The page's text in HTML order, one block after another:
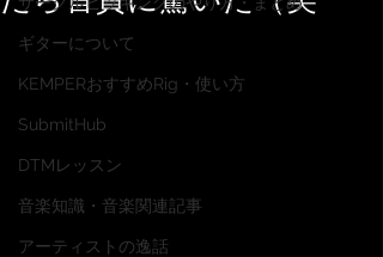
ギターについて
KEMPERおすすめRig・使い方
SubmitHub
DTMレッスン
音楽知識・音楽関連記事
アーティストの逸話